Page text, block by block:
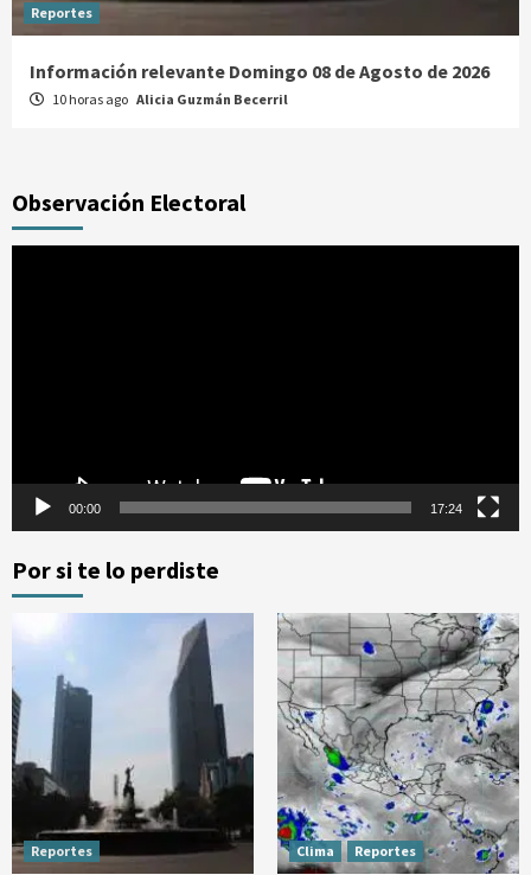
Reportes
Información relevante Domingo 08 de Agosto de 2026
10 horas ago Alicia Guzmán Becerril
Observación Electoral
00:00 17:24
Por si te lo perdiste
Reportes Clima Reportes